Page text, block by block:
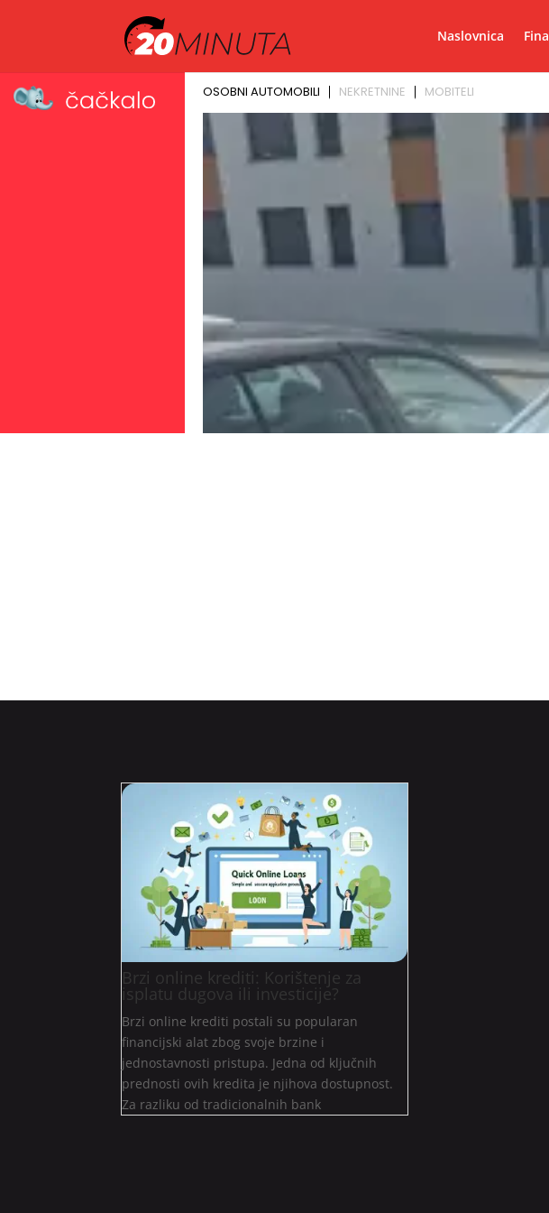
Naslovnica
Brzi online krediti: Korištenje za
isplatu dugova ili investicije?
Brzi online krediti postali su popularan
financijski alat zbog svoje brzine i
jednostavnosti pristupa. Jedna od ključnih
prednosti ovih kredita je njihova dostupnost.
Za razliku od tradicionalnih bank